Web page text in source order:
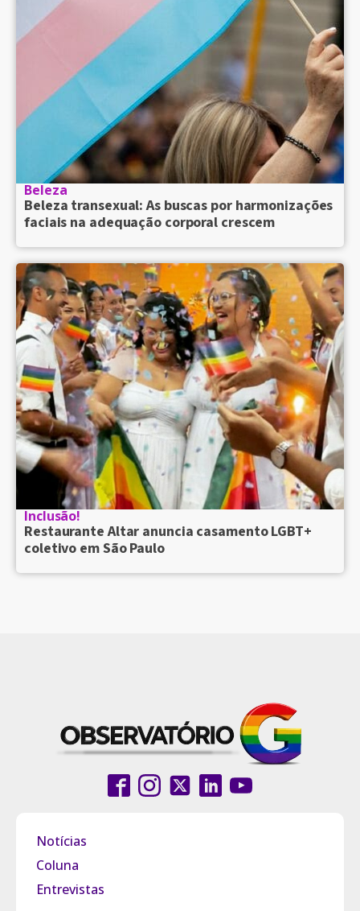
Beleza
Beleza transexual: As buscas por harmonizações
faciais na adequação corporal crescem
Inclusão!
Restaurante Altar anuncia casamento LGBT+
coletivo em São Paulo
Notícias
Coluna
Entrevistas